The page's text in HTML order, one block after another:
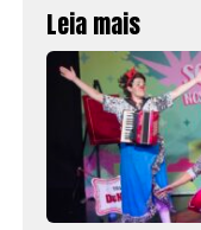
Leia mais